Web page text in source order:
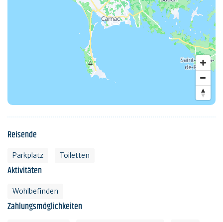
Reisende
Parkplatz Toiletten
Aktivitäten
Wohlbefinden
Zahlungsmöglichkeiten